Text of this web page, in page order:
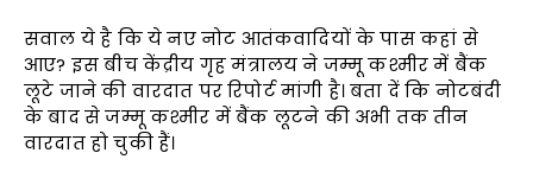
सवाल ये है कि ये नए नोट आतंकवादियों के पास कहां से
आए? इस बीच केंद्रीय गृह मंत्रालय ने जम्मू कश्मीर में बैंक
लूटे जाने की वारदात पर रिपोर्ट मांगी है। बता दें कि नोटबंदी
के बाद से जम्मू कश्मीर में बैंक लूटने की अभी तक तीन
वारदात हो चुकी हैं।